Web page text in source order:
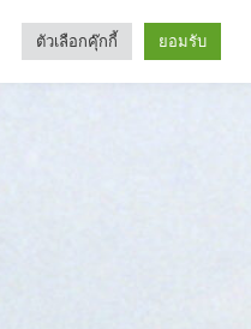
Categories
ตัวเลือกคุ๊กกี้ ยอมรับ